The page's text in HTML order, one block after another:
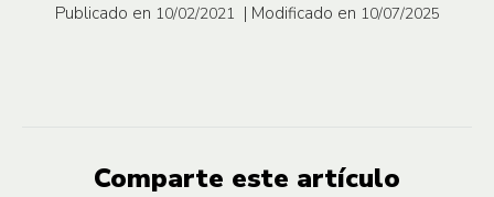
Publicado en 10/02/2021 | Modificado en 10/07/2025
Comparte este artículo